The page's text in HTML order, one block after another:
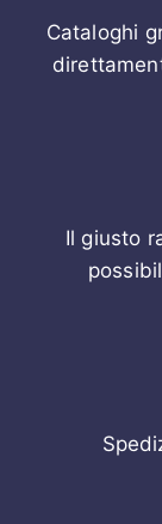
Cataloghi
Il giusto